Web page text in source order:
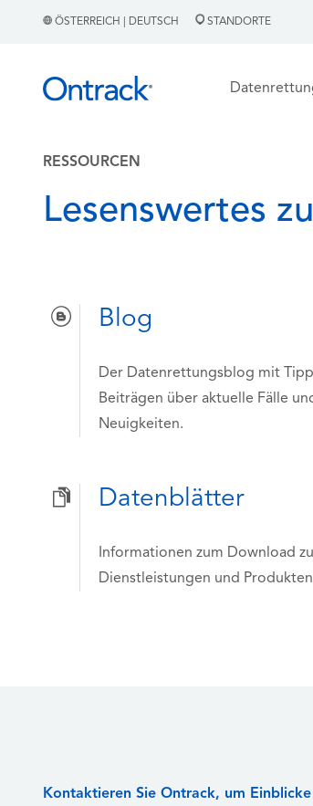
ÖSTERREICH | DEUTSCH STANDORTE
RESSOURCEN
Lesenswertes
Blog
Der Datenrettungsblog mit
Beiträgen über aktuelle Fälle
Neuigkeiten.
Datenblätter
Informationen zum Download
Dienstleistungen und
Kontaktieren Sie Ontrack, um